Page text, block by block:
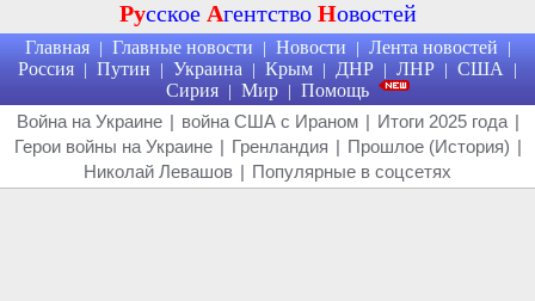
Русское Агентство Новостей
Главная | Главные новости | Новости | Лента новостей |
Россия | Путин | Украина | Крым | ДНР | ЛНР | США |
Сирия | Мир | Помощь
Война на Украине | война США с Ираном | Итоги 2025 года |
Герои войны на Украине | Гренландия | Прошлое (История) |
Николай Левашов | Популярные в соцсетях